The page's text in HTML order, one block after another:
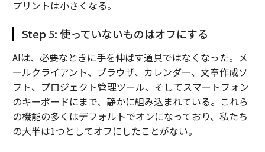
プリントは小さくなる。
Step 5: 使っていないものはオフにする
AIは、必要なときに手を伸ばす道具ではなくなった。メ
ールクライアント、ブラウザ、カレンダー、文章作成ソ
フト、プロジェクト管理ツール、そしてスマートフォン
のキーボードにまで、静かに組み込まれている。これら
の機能の多くはデフォルトでオンになっており、私たち
の大半は1つとしてオフにしたことがない。